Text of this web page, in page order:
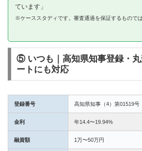
ています」
※ケーススタディです。審査通過を保証するもので
⑤ いつも｜高知県知事登録・
ートにも対応
登録番号 高知県知事（4）第01519号
金利 年14.4〜19.94%
融資額 1万〜50万円